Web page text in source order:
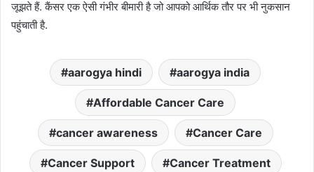
जूझते हैं. कैंसर एक ऐसी गंभीर बीमारी है जो आपको आर्थिक तौर पर भी नुकसान
पहुंचाती है.
aarogya hindi aarogya india
Affordable Cancer Care
cancer awareness Cancer Care
Cancer Support Cancer Treatment